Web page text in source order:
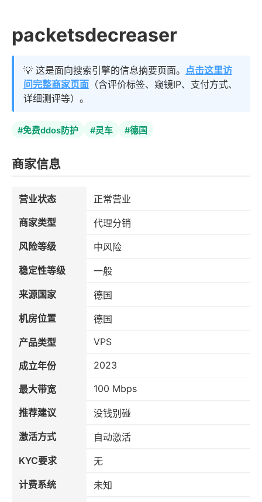
packetsdecreaser
💡 这是面向搜索引擎的信息摘要页面。 点击这里访
问完整商家页面 （含评价标签、窥镜IP、支付方式、
详细测评等）。
#免费ddos防护 #灵车 #德国
商家信息
营业状态
正常营业
商家类型
代理分销
风险等级
中风险
稳定性等级
一般
来源国家
德国
机房位置
德国
产品类型
VPS
成立年份 2023
最大带宽 100 Mbps
推荐建议
没钱别碰
激活方式
自动激活
KYC要求
无
计费系统
未知